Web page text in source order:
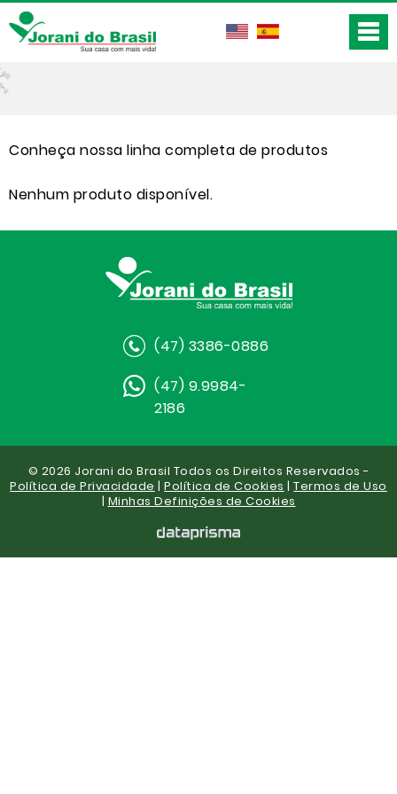
Conheça nossa linha completa de produtos
Nenhum produto disponível.
(47) 3386-0886
(47) 9.9984-
2186
© 2026 Jorani do Brasil Todos os Direitos Reservados -
Política de Privacidade |Política de Cookies |Termos de Uso
| Minhas Definições de Cookies